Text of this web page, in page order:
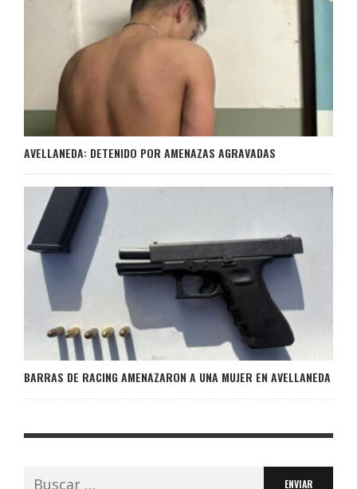
AVELLANEDA: DETENIDO POR AMENAZAS AGRAVADAS
BARRAS DE RACING AMENAZARON A UNA MUJER EN AVELLANEDA
Buscar: